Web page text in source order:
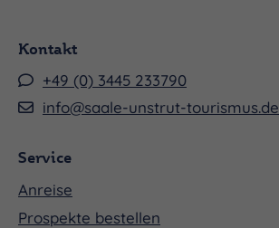
Kontakt
+49 (0) 3445 233790
info@saale-unstrut-tourismus.de
Service
Anreise
Prospekte bestellen